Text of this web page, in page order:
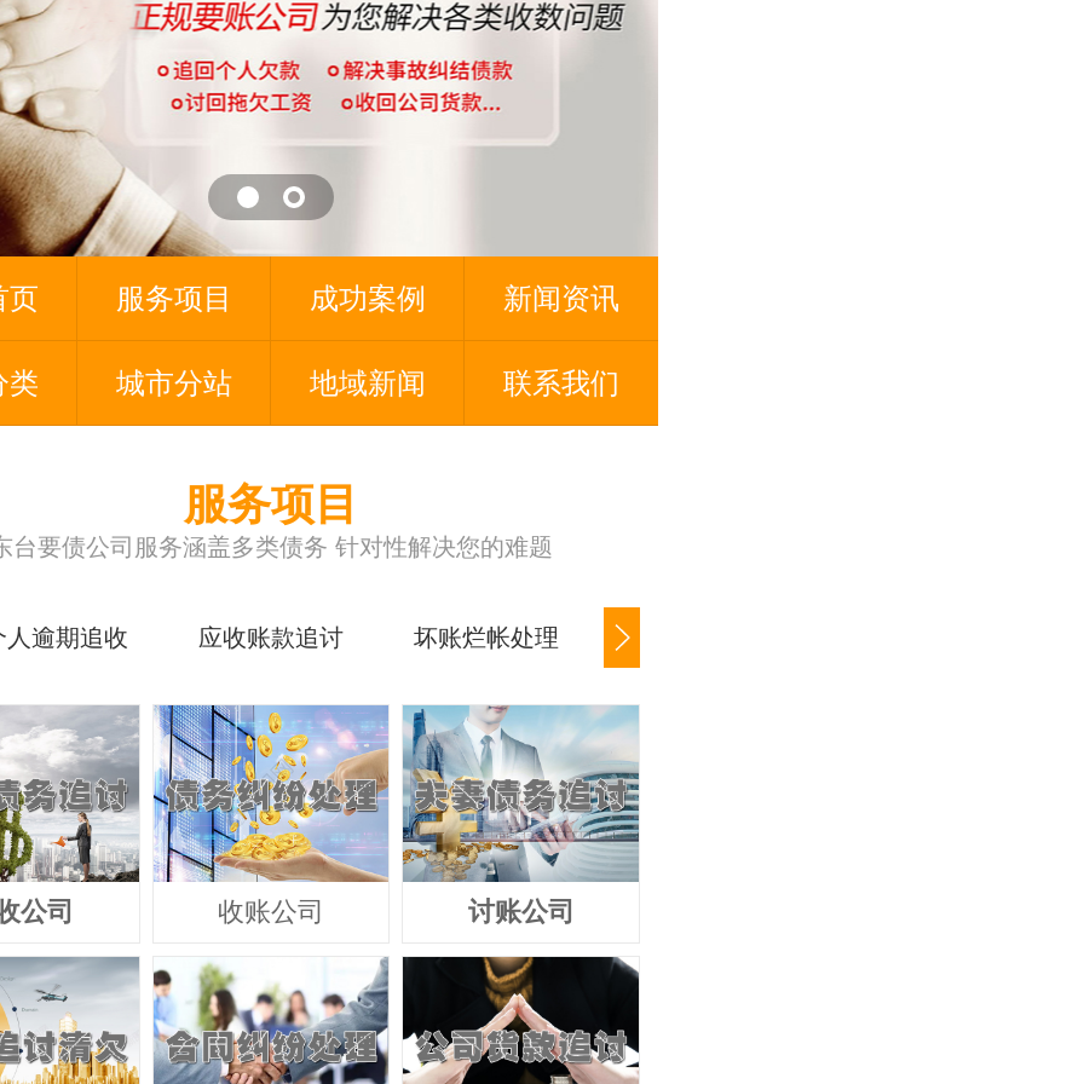
页 服务项目 成功案例 新闻资讯
类 城市分站 地域新闻 联系我们
服务项目
台要债公司服务涵盖多类债务 针对性解决您的难题
人逾期追收 应收账款追讨 坏账烂帐处理 公司货款追讨
公司 收账公司 讨账公司